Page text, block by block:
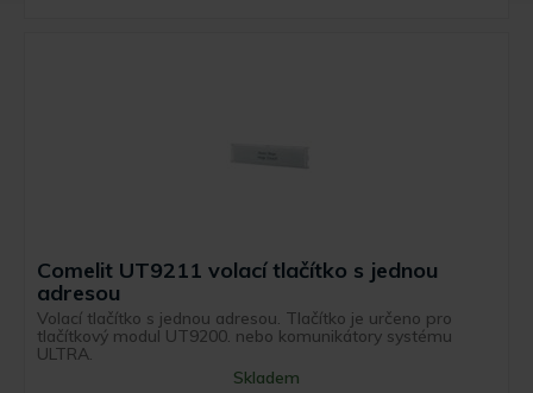
Comelit UT9211 volací tlačítko s jednou
adresou
Volací tlačítko s jednou adresou. Tlačítko je určeno pro
tlačítkový modul UT9200. nebo komunikátory systému
ULTRA.
Skladem